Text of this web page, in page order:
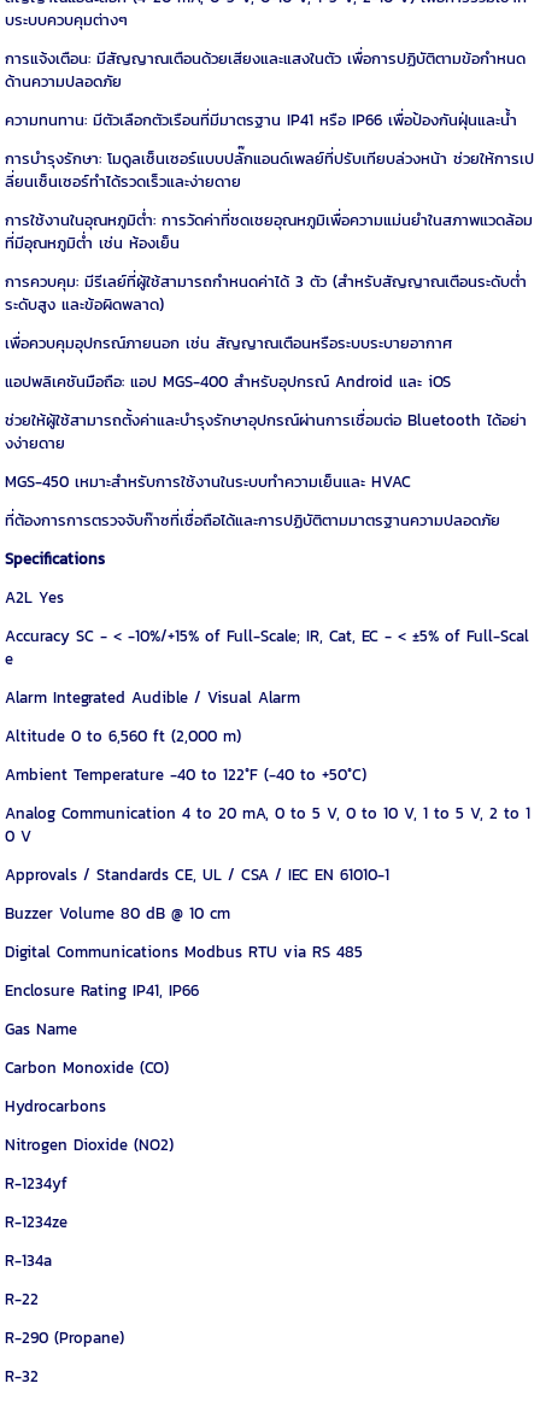
บระบบควบคุมต่างๆ
การแจ้งเตือน: มีสัญญาณเตือนด้วยเสียงและแสงในตัว เพื่อการปฏิบัติตามข้อกำหนด
ด้านความปลอดภัย
ความทนทาน: มีตัวเลือกตัวเรือนที่มีมาตรฐาน IP41 หรือ IP66 เพื่อป้องกันฝุ่นและน้ำ
การบำรุงรักษา: โมดูลเซ็นเซอร์แบบปลั๊กแอนด์เพลย์ที่ปรับเทียบล่วงหน้า ช่วยให้การเป
ลี่ยนเซ็นเซอร์ทำได้รวดเร็วและง่ายดาย
การใช้งานในอุณหภูมิต่ำ: การวัดค่าที่ชดเชยอุณหภูมิเพื่อความแม่นยำในสภาพแวดล้อม
ที่มีอุณหภูมิต่ำ เช่น ห้องเย็น
การควบคุม: มีรีเลย์ที่ผู้ใช้สามารถกำหนดค่าได้ 3 ตัว (สำหรับสัญญาณเตือนระดับต่ำ
ระดับสูง และข้อผิดพลาด)
เพื่อควบคุมอุปกรณ์ภายนอก เช่น สัญญาณเตือนหรือระบบระบายอากาศ
แอปพลิเคชันมือถือ: แอป MGS-400 สำหรับอุปกรณ์ Android และ iOS
ช่วยให้ผู้ใช้สามารถตั้งค่าและบำรุงรักษาอุปกรณ์ผ่านการเชื่อมต่อ Bluetooth ได้อย่า
งง่ายดาย
MGS-450 เหมาะสำหรับการใช้งานในระบบทำความเย็นและ HVAC
ที่ต้องการการตรวจจับก๊าซที่เชื่อถือได้และการปฏิบัติตามมาตรฐานความปลอดภัย
Specifications
A2L Yes
Accuracy SC - < -10%/+15% of Full-Scale; IR, Cat, EC - < ±5% of Full-Scal
e
Alarm Integrated Audible / Visual Alarm
Altitude 0 to 6,560 ft (2,000 m)
Ambient Temperature -40 to 122°F (-40 to +50°C)
Analog Communication 4 to 20 mA, 0 to 5 V, 0 to 10 V, 1 to 5 V, 2 to 1
0 V
Approvals / Standards CE, UL / CSA / IEC EN 61010-1
Buzzer Volume 80 dB @ 10 cm
Digital Communications Modbus RTU via RS 485
Enclosure Rating IP41, IP66
Gas Name
Carbon Monoxide (CO)
Hydrocarbons
Nitrogen Dioxide (NO2)
R-1234yf
R-1234ze
R-134a
R-22
R-290 (Propane)
R-32